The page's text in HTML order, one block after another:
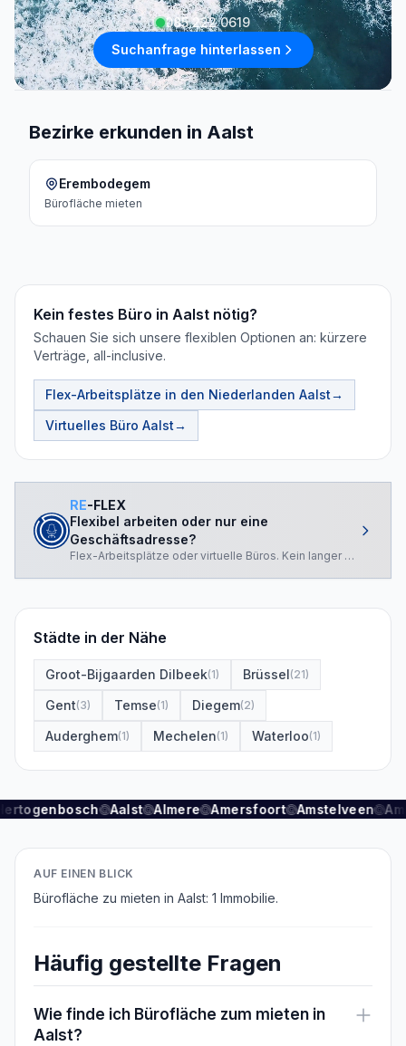
085 222 0619
Suchanfrage hinterlassen
Bezirke erkunden in Aalst
Erembodegem
Bürofläche mieten
Kein festes Büro in Aalst nötig?
Schauen Sie sich unsere flexiblen Optionen an: kürzere
Verträge, all-inclusive.
Flex-Arbeitsplätze in den Niederlanden Aalst→
Virtuelles Büro Aalst→
RE-FLEX
Flexibel arbeiten oder nur eine
Geschäftsadresse?
Flex-Arbeitsplätze oder virtuelle Büros. Kein langer Vertrag.
Städte in der Nähe
Groot-Bijgaarden Dilbeek(1) Brüssel(21)
Gent(3) Temse(1) Diegem(2)
Auderghem(1) Mechelen(1) Waterloo(1)
Aalst Almere Amersfoort Amstelveen
AUF EINEN BLICK
Bürofläche zu mieten in Aalst: 1 Immobilie.
Häufig gestellte Fragen
Wie finde ich Bürofläche zum mieten in
Aalst?